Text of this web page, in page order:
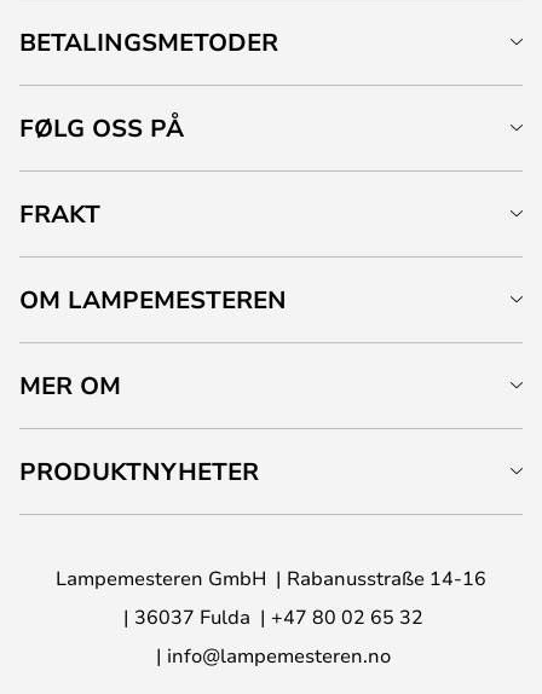
BETALINGSMETODER
FØLG OSS PÅ
FRAKT
OM LAMPEMESTEREN
MER OM
PRODUKTNYHETER
Lampemesteren GmbH
Rabanusstraße 14-16
36037 Fulda
+47 80 02 65 32
info@lampemesteren.no